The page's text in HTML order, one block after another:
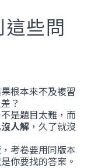
些問
根本來不及複習
？
是題目太難，而
人解 ，久了就沒
考卷要用同版本
你要找的答案。